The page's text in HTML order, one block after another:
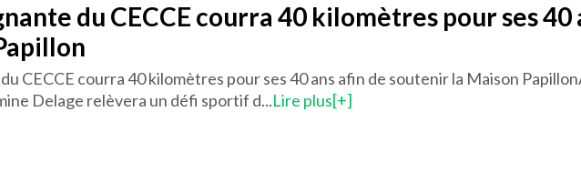
du CECCE courra 40 kilomètres pour ses
CECCE courra 40 kilomètres pour ses 40 ans afin de soutenir la Maison
Delage relèvera un défi sportif d...Lire plus[+]